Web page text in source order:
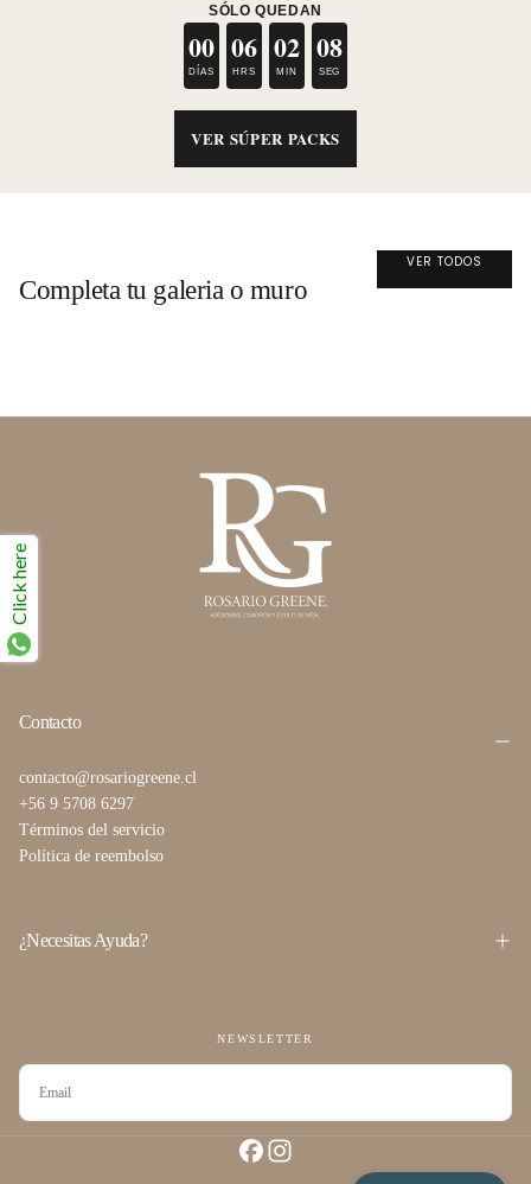
SÓLO QUEDAN
00
DÍAS
06
HRS
02
MIN
08
SEG
VER SÚPER PACKS
Completa tu galeria o muro
VER TODOS
Contacto
contacto@rosariogreene.cl
+56 9 5708 6297
Términos del servicio
Política de reembolso
¿Necesitas Ayuda?
NEWSLETTER
CORREO
ELECTRÓNICO
SUSCRIBIRSE
Click here